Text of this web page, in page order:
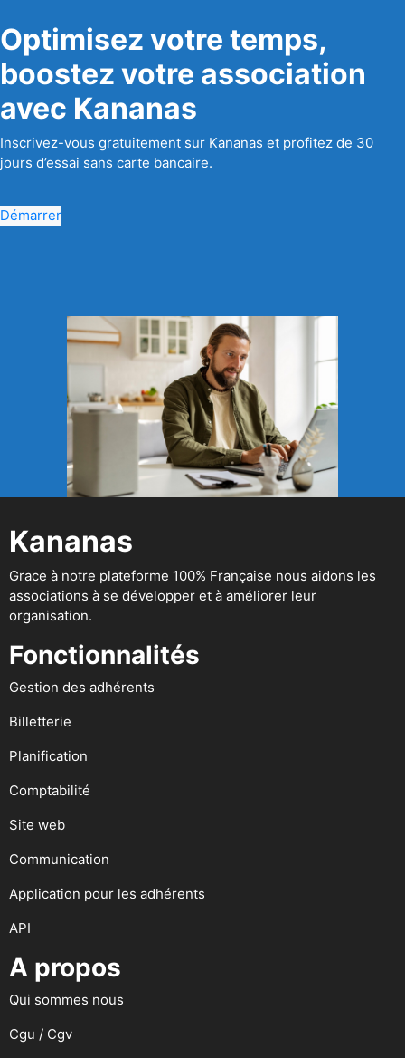
Optimisez votre temps,
boostez votre association
avec Kananas
Inscrivez-vous gratuitement sur Kananas et profitez de 30
jours d’essai sans carte bancaire.
Démarrer
Kananas
Grace à notre plateforme 100% Française nous aidons les
associations à se développer et à améliorer leur
organisation.
Fonctionnalités
Gestion des adhérents
Billetterie
Planification
Comptabilité
Site web
Communication
Application pour les adhérents
API
A propos
Qui sommes nous
Cgu / Cgv